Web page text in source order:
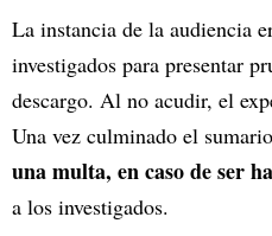
La instancia de la audiencia
investigados para presentar
descargo. Al no acudir, el
Una vez culminado el
una multa, en caso de ser
a los investigados.